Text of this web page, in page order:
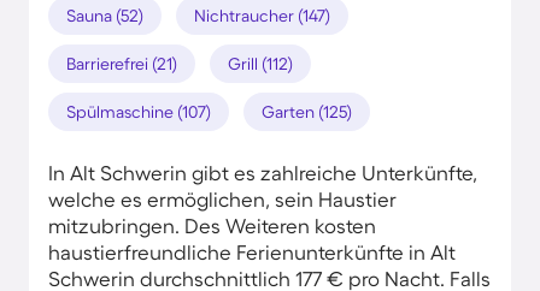
Sauna (52) Nichtraucher (147)
Barrierefrei (21) Grill (112)
Spülmaschine (107) Garten (125)
In Alt Schwerin gibt es zahlreiche Unterkünfte,
welche es ermöglichen, sein Haustier
mitzubringen. Des Weiteren kosten
haustierfreundliche Ferienunterkünfte in Alt
Schwerin durchschnittlich 177 € pro Nacht. Falls